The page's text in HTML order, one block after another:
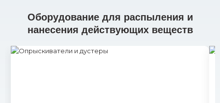
Оборудование для распыления и
нанесения действующих веществ